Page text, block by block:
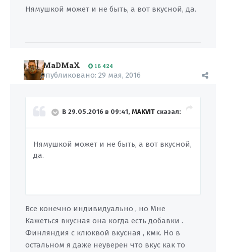
Нямушкой может и не быть, а вот вкусной, да.
MaDMaX 16 424
Опубликовано: 29 мая, 2016
В 29.05.2016 в 09:41, MAKVIT сказал:
Нямушкой может и не быть, а вот вкусной,
да.
Все конечно индивидуально , но Мне
Кажеться вкусная она когда есть добавки .
Финляндия с клюквой вкусная , кмк. Но в
остальном я даже неуверен что вкус как то